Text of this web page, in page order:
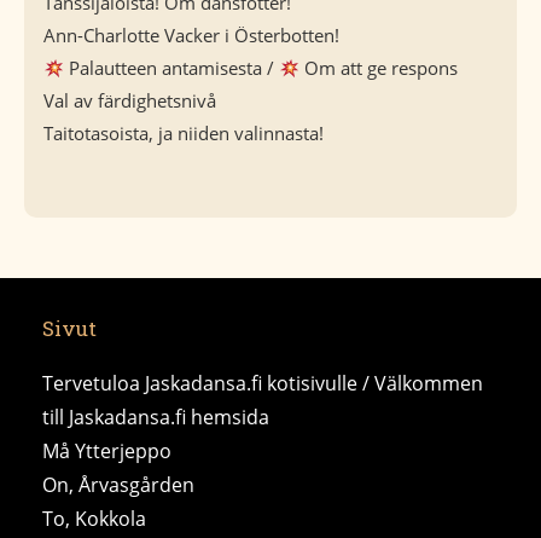
Ann-Charlotte Vacker i Österbotten!
Palautteen antamisesta /
Om att ge respons
Val av färdighetsnivå
Taitotasoista, ja niiden valinnasta!
Sivut
Tervetuloa Jaskadansa.fi kotisivulle / Välkommen
till Jaskadansa.fi hemsida
Må Ytterjeppo
On, Årvasgården
To, Kokkola